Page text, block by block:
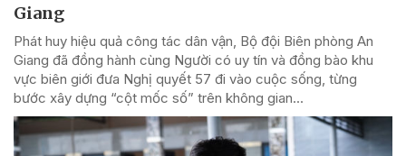
Giang
Phát huy hiệu quả công tác dân vận, Bộ đội Biên phòng An
Giang đã đồng hành cùng Người có uy tín và đồng bào khu
vực biên giới đưa Nghị quyết 57 đi vào cuộc sống, từng
bước xây dựng “cột mốc số” trên không gian...